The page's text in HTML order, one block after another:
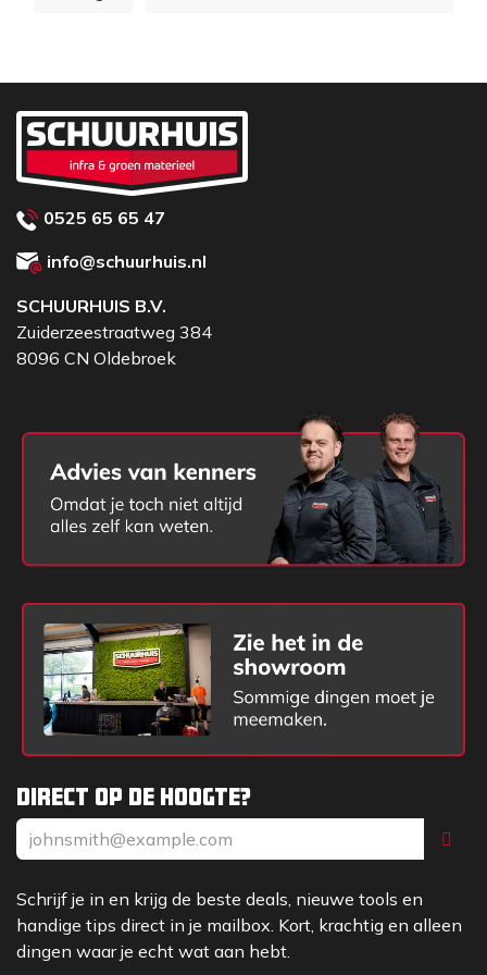
Direct op de hoogte?
Schrijf je in en krijg de beste deals, nieuwe tools en
handige tips direct in je mailbox. Kort, krachtig en alleen
dingen waar je echt wat aan hebt.
0525 65 65 47
info@schuurhuis.nl
SCHUURHUIS B.V.
Zuiderzeestraatweg 384
8096 CN Oldebroek